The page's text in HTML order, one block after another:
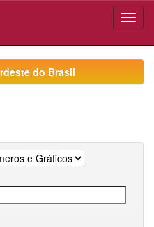
do Brasil